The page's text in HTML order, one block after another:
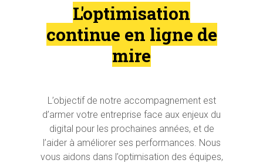
L'optimisation
continue en ligne de
mire
L’objectif de notre accompagnement est
d’armer votre entreprise face aux enjeux du
digital pour les prochaines années, et de
l’aider à améliorer ses performances. Nous
vous aidons dans l’optimisation des équipes,